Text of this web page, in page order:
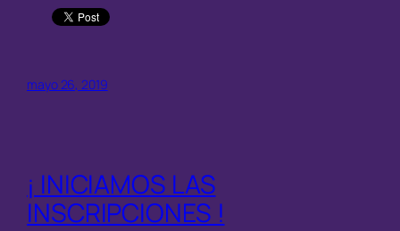
mayo 26, 2019
¡ INICIAMOS LAS
INSCRIPCIONES !